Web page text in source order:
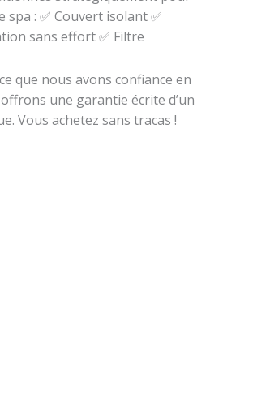
spa : ​✅ Couvert isolant ​✅
sans effort ​✅ Filtre
que nous avons confiance en
une garantie écrite d’un
Vous achetez sans tracas !